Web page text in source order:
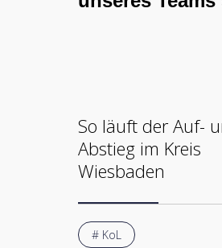
So läuft der Auf-
Abstieg im Kreis
Wiesbaden
# KoL